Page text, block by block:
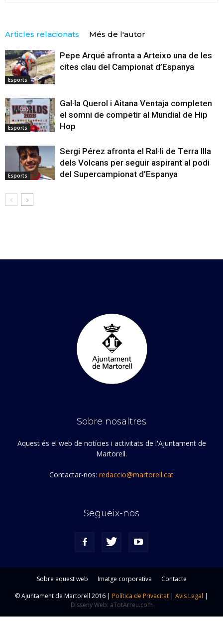
Articles relacionats Més de l'autor
Esports
Pepe Arqué afronta a Arteixo una de les
cites clau del Campionat d’Espanya
Esports
Gal·la Querol i Aitana Ventaja completen
el somni de competir al Mundial de Hip
Hop
Esports
Sergi Pérez afronta el Ral·li de Terra Illa
dels Volcans per seguir aspirant al podi
del Supercampionat d’Espanya
Sobre nosaltres
Aquest és el web de notícies i activitats de l'Ajuntament de
Martorell.
Contactar-nos: redaccio@martorell.cat
Segueix-nos
Sobre aquest web Imatge corporativa
Contacte
© Ajuntament de Martorell 2016 | Política de Privacitat | Avis Legal |
Disseny Web: aTotArreu.com